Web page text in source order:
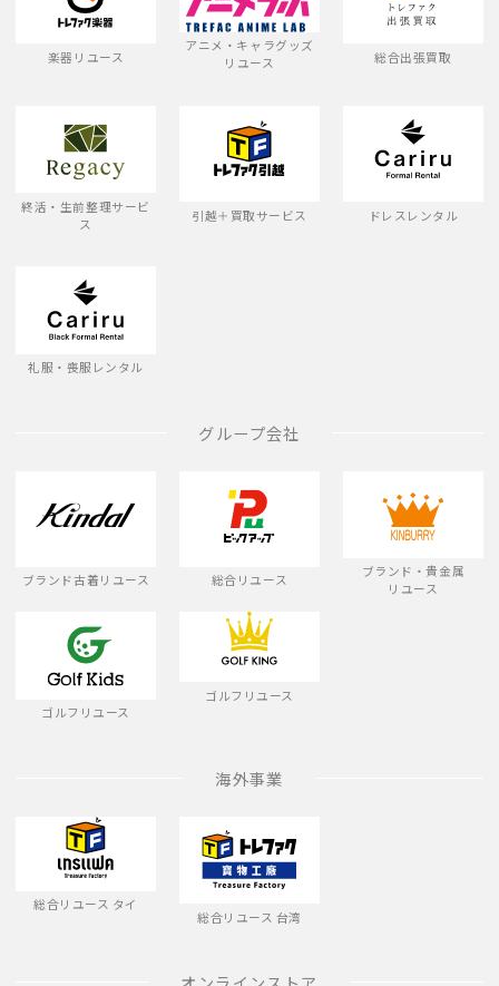
楽器リユース
アニメ・キャラグッズ
リユース
総合出張買取
終活・生前整理サービ
ス
引越＋買取サービス ドレスレンタル
礼服・喪服レンタル
グループ会社
ブランド古着リユース 総合リユース
ブランド・貴金属
リユース
ゴルフリユース
ゴルフリユース
海外事業
総合リユース タイ
総合リユース 台湾